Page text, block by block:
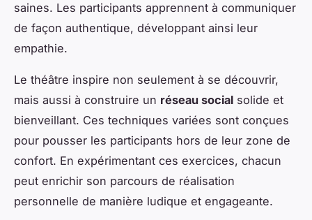
saines. Les participants apprennent à communiquer
de façon authentique, développant ainsi leur
empathie.
Le théâtre inspire non seulement à se découvrir,
mais aussi à construire un réseau social solide et
bienveillant. Ces techniques variées sont conçues
pour pousser les participants hors de leur zone de
confort. En expérimentant ces exercices, chacun
peut enrichir son parcours de réalisation
personnelle de manière ludique et engageante.